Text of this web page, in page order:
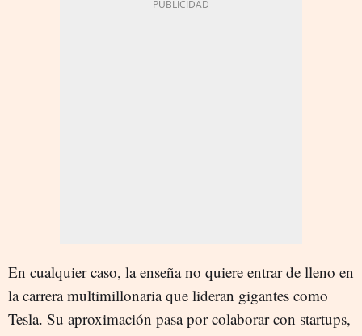
En cualquier caso, la enseña no quiere entrar de lleno en
la carrera multimillonaria que lideran gigantes como
Tesla. Su aproximación pasa por colaborar con startups,